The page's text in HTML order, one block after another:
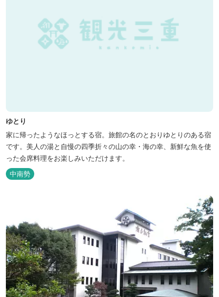
ゆとり
家に帰ったようなほっとする宿。旅館の名のとおりゆとりのある宿
です。美人の湯と自慢の四季折々の山の幸・海の幸、新鮮な魚を使
った会席料理をお楽しみいただけます。
中南勢